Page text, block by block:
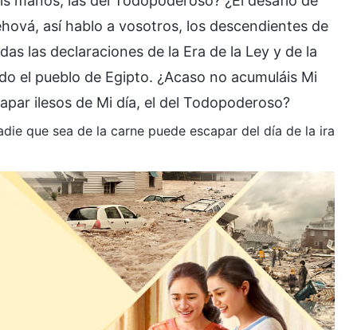
así hablo a vosotros, los descendientes de
las declaraciones de la Era de la Ley y de la
el pueblo de Egipto. ¿Acaso no acumuláis Mi
ilesos de Mi día, el del Todopoderoso?
que sea de la carne puede escapar del día de la ira